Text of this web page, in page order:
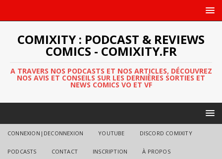
COMIXITY : PODCAST & REVIEWS
COMICS - COMIXITY.FR
A TRAVERS NOS PODCASTS ET NOS ARTICLES, DÉCOUVREZ
NOS AVIS ET CONSEILS SUR LES DERNIÈRES SORTIES ET
NEWS COMICS VO ET VF
CONNEXION|DECONNEXION YOUTUBE DISCORD COMIXITY
PODCASTS CONTACT INSCRIPTION À PROPOS